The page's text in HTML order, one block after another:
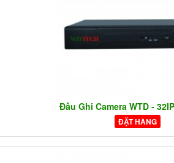
Đầu Ghi Camera WTD -
ĐẶT HÀNG